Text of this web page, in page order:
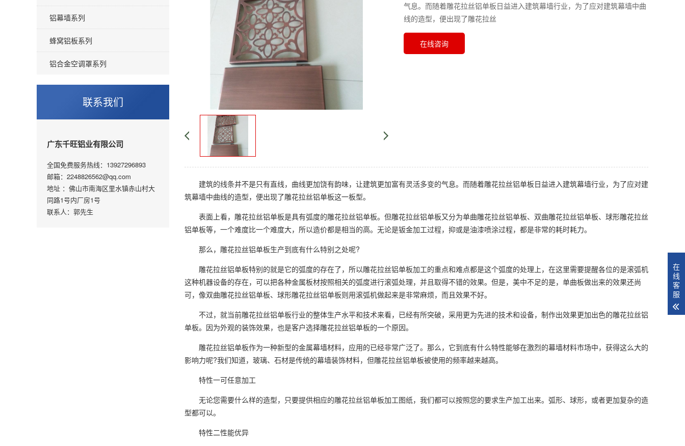
铝幕墙系列
蜂窝铝板系列
铝合金空调罩系列
联系我们
广东千旺铝业有限公司
全国免费服务热线：13927296893
邮箱：2248826562@qq.com
地址 ：佛山市南海区里水镇赤山村大
同路1号内厂房1号
联系人：郭先生
气息。而随着雕花拉丝铝单板日益进入建筑幕墙行业，为了应对建筑幕墙中曲
线的造型，便出现了雕花拉丝
在线咨询
建筑的线条并不是只有直线，曲线更加饶有韵味，让建筑更加富有灵活多变的气息。而随着雕花拉丝铝单板日益进入建筑幕墙行业，为了应对建
筑幕墙中曲线的造型，便出现了雕花拉丝铝单板这一板型。
表面上看，雕花拉丝铝单板是具有弧度的雕花拉丝铝单板。但雕花拉丝铝单板又分为单曲雕花拉丝铝单板、双曲雕花拉丝铝单板、球形雕花拉丝
铝单板等，一个难度比一个难度大，所以造价都是相当的高。无论是钣金加工过程，抑或是油漆喷涂过程，都是非常的耗时耗力。
那么，雕花拉丝铝单板生产到底有什么特别之处呢?
雕花拉丝铝单板特别的就是它的弧度的存在了，所以雕花拉丝铝单板加工的重点和难点都是这个弧度的处理上，在这里需要提醒各位的是滚弧机
这种机器设备的存在，可以把各种金属板材按照相关的弧度进行滚弧处理，并且取得不错的效果。但是，美中不足的是，单曲板做出来的效果还尚
可，像双曲雕花拉丝铝单板、球形雕花拉丝铝单板则用滚弧机做起来是非常麻烦，而且效果不好。
不过，就当前雕花拉丝铝单板行业的整体生产水平和技术来看，已经有所突破，采用更为先进的技术和设备，制作出效果更加出色的雕花拉丝铝
单板。因为外观的装饰效果，也是客户选择雕花拉丝铝单板的一个原因。
雕花拉丝铝单板作为一种新型的金属幕墙材料，应用的已经非常广泛了。那么，它到底有什么特性能够在激烈的幕墙材料市场中，获得这么大的
影响力呢?我们知道，玻璃、石材是传统的幕墙装饰材料，但雕花拉丝铝单板被使用的频率越来越高。
特性一可任意加工
无论您需要什么样的造型，只要提供相应的雕花拉丝铝单板加工图纸，我们都可以按照您的要求生产加工出来。弧形、球形，或者更加复杂的造
型都可以。
特性二性能优异
在
线
客
服